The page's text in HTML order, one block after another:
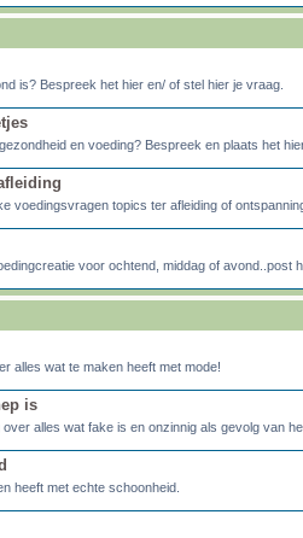
is? Bespreek het hier en/ of stel hier je vraag.
en voeding? Bespreek en plaats het
voedingsvragen topics ter afleiding of
voor ochtend, middag of avond..post
alles wat te maken heeft met mode!
is
over alles wat fake is en onzinnig als gevolg van
heeft met echte schoonheid.